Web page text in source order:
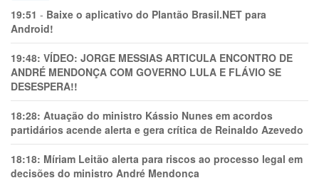
19:51 - Baixe o aplicativo do Plantão Brasil.NET para
Android!
19:48: VÍDEO: JORGE MESSIAS ARTICULA ENCONTRO DE
ANDRÉ MENDONÇA COM GOVERNO LULA E FLÁVIO SE
DESESPERA!!
18:28: Atuação do ministro Kássio Nunes em acordos
partidários acende alerta e gera crítica de Reinaldo Azevedo
18:18: Míriam Leitão alerta para riscos ao processo legal em
decisões do ministro André Mendonça